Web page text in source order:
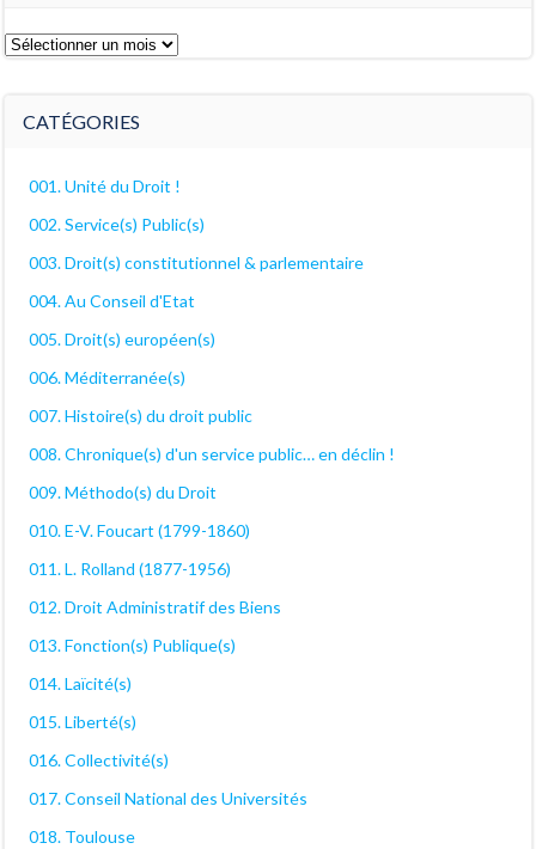
Les
CATÉGORIES
001. Unité du Droit !
002. Service(s) Public(s)
003. Droit(s) constitutionnel & parlementaire
004. Au Conseil d'Etat
005. Droit(s) européen(s)
006. Méditerranée(s)
007. Histoire(s) du droit public
008. Chronique(s) d'un service public… en déclin !
009. Méthodo(s) du Droit
010. E-V. Foucart (1799-1860)
011. L. Rolland (1877-1956)
012. Droit Administratif des Biens
013. Fonction(s) Publique(s)
014. Laïcité(s)
015. Liberté(s)
016. Collectivité(s)
017. Conseil National des Universités
018. Toulouse